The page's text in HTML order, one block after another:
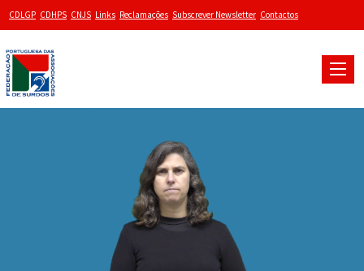
CDLGP CDHPS CNJS Links Reclamações Subscrever Newsletter Contactos
Toggle